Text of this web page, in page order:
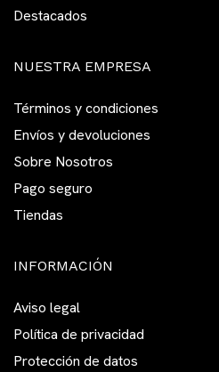
Destacados
NUESTRA EMPRESA
Términos y condiciones
Envíos y devoluciones
Sobre Nosotros
Pago seguro
Tiendas
INFORMACIÓN
Aviso legal
Política de privacidad
Protección de datos